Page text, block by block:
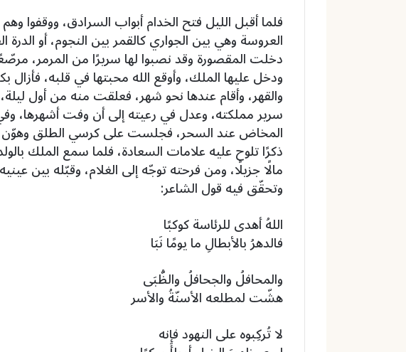
فلما أقبل الليل فتح الخدام أبواب السرادق، ووقفوا
العروسة وهي بين الجواري كالقمر بين النجوم، أو الدرة
دخلت المقصورة وقد نصبوا لها سريرًا من المرمر،
ودخل عليها الملك، وأوقع الله محبتها في قلبه، فأزال
والقهر، وأقام عندها نحو شهر، فعلقت منه من أول
سرير مملكته، وعدل في رعيته إلى أن وفت أشهرها،
المخاض عند السحر، فجلست على كرسي الطلق وهوّن
ذكرًا تلوح عليه علامات السعادة، فلما سمع الملك
مالًا جزيلًا، ومن فرحته توجّه إلى الغلام، وقبّله بين
وتحقّق فيه قول الشاعر:
اللهُ أهدى للرئاسة كوكبًا
فالدهرُ بالأبطالِ ما يومًا نَبَا
والمحافلُ والجحافلُ والظُّبَى
هشّت لمطلعه الأسنّةُ والأسر
لا تُركِبوه على النهود فإنه